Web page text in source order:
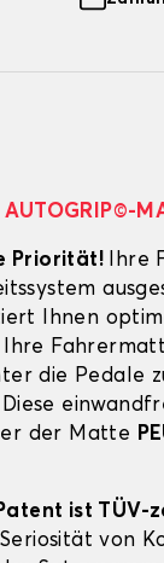
AUTOGRIP©-
Priorität! Ihre
Ihnen
die Pedale
der Matte
ist
von